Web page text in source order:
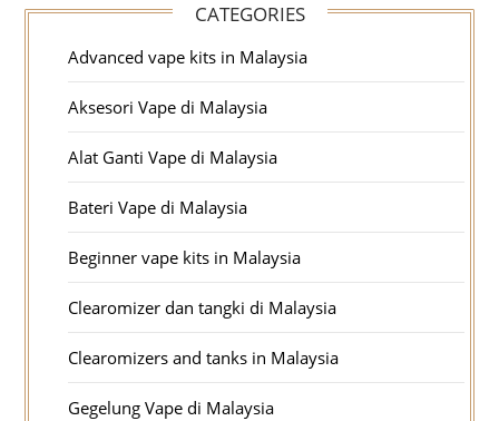
CATEGORIES
Advanced vape kits in Malaysia
Aksesori Vape di Malaysia
Alat Ganti Vape di Malaysia
Bateri Vape di Malaysia
Beginner vape kits in Malaysia
Clearomizer dan tangki di Malaysia
Clearomizers and tanks in Malaysia
Gegelung Vape di Malaysia